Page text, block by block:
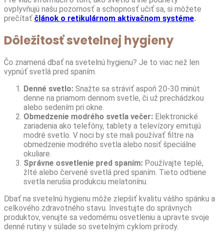
ovplyvňujú našu pozornosť a schopnosť učiť sa, si môžete
prečítať článok o retikulárnom aktivačnom systéme.
Dôležitosť svetelnej hygieny
Čo znamená dbať na svetelnú hygienu? Je to viac než len
vypnúť svetlá pred spaním.
Denné svetlo: Snažte sa stráviť aspoň 20-30 minút
denne na priamom dennom svetle, či už prechádzkou
alebo sedením pri okne.
Obmedzenie modrého svetla večer: Elektronické
zariadenia ako telefóny, tablety a televízory emitujú
modré svetlo. V noci by ste mali používať filtre na
obmedzenie modrého svetla alebo nosiť špeciálne
okuliare.
Správne osvetlenie pred spaním: Používajte teplé,
žlté alebo červené svetlá pred spaním. Tieto odtiene
svetla nerušia produkciu melatonínu.
Dbať na svetelnú hygienu môže zlepšiť kvalitu vášho spánku a
celkového zdravotného stavu. Investujte do správnych
produktov, venujte sa vedomému osvetleniu a upravte svoje
denné rutiny v súlade so svetelným cyklom prírody.